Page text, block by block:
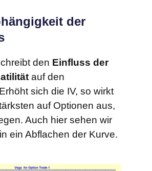
der
den Einfluss der
auf den
sich die IV, so wirkt
auf Optionen aus,
Auch hier sehen wir
ein Abflachen der Kurve.